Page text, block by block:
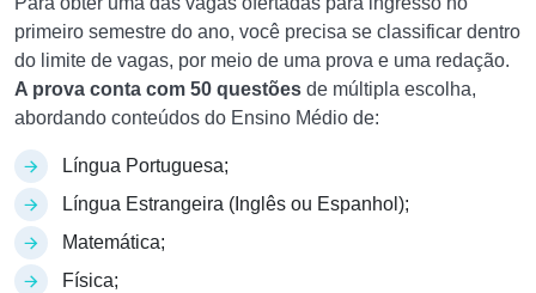
primeiro semestre do ano, você precisa se classificar dentro
do limite de vagas, por meio de uma prova e uma redação.
A prova conta com 50 questões de múltipla escolha,
abordando conteúdos do Ensino Médio de:
Língua Portuguesa;
Língua Estrangeira (Inglês ou Espanhol);
Matemática;
Física;